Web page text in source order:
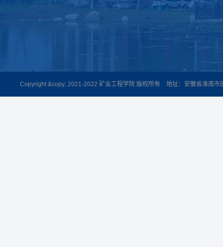
Copyright &copy; 2021-2022 矿业工程学院 版权所有 地址：安徽省淮南